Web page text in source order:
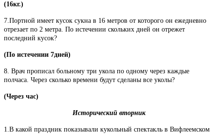
(16кг.)
7.Портной имеет кусок сукна в 16 метров от которого он ежедневно
отрезает по 2 метра. По истечении скольких дней он отрежет
последний кусок?
(По истечении 7дней)
8. Врач прописал больному три укола по одному через каждые
полчаса. Через сколько времени будут сделаны все уколы?
(Через час)
Исторический вторник
1.В какой праздник показывали кукольный спектакль в Вифлеемском